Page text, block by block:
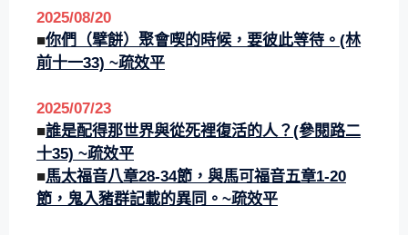
2025/08/20
■你們（擘餅）聚會喫的時候，要彼此等待。(林
前十一33) ~疏效平
2025/07/23
■誰是配得那世界與從死裡復活的人？(參閱路二
十35) ~疏效平
■馬太福音八章28-34節，與馬可福音五章1-20
節，鬼入豬群記載的異同。 ~疏效平